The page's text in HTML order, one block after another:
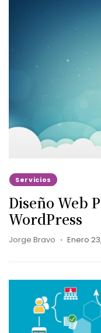
Servicios
Diseño Web
WordPress
Jorge Bravo Enero